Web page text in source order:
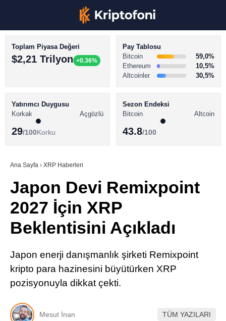
Youtube
LinkedIn
BİTCOİN HABERLERİ
ALTCOİN HABERLERİ
SÖZLÜK
Toplam Piyasa Değeri
$2,21 Trilyon +0.36%
Pay Tablosu
Bitcoin
59,0%
Ethereum
10,5%
Altcoinler
30,5%
Yatırımcı Duygusu
Korkak
Açgözlü
29/100Korku
Sezon Endeksi
Bitcoin
Altcoin
43.8/100
Ana Sayfa › XRP Haberleri
Japon Devi Remixpoint
2027 İçin XRP
Beklentisini Açıkladı
Japon enerji danışmanlık şirketi Remixpoint
kripto para hazinesini büyütürken XRP
pozisyonuyla dikkat çekti.
Mesut İnan TÜM YAZILARI